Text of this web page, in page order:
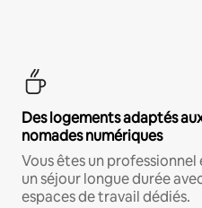
Des logements adaptés
nomades numériques
Vous êtes un
un séjour longue durée
espaces de travail dédiés.